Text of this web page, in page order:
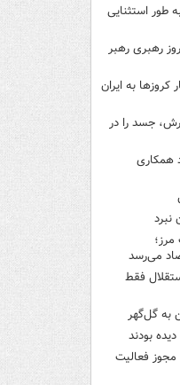
طور استثنایی
۶ دستاورد بزرگ ایران در ۱۶۰ روز رهبری رهبر
به ایران
جسد را در
همکاری
نبرد
می‌رسد
فقط
به گل‌گهر
بودند
مجوز فعالیت